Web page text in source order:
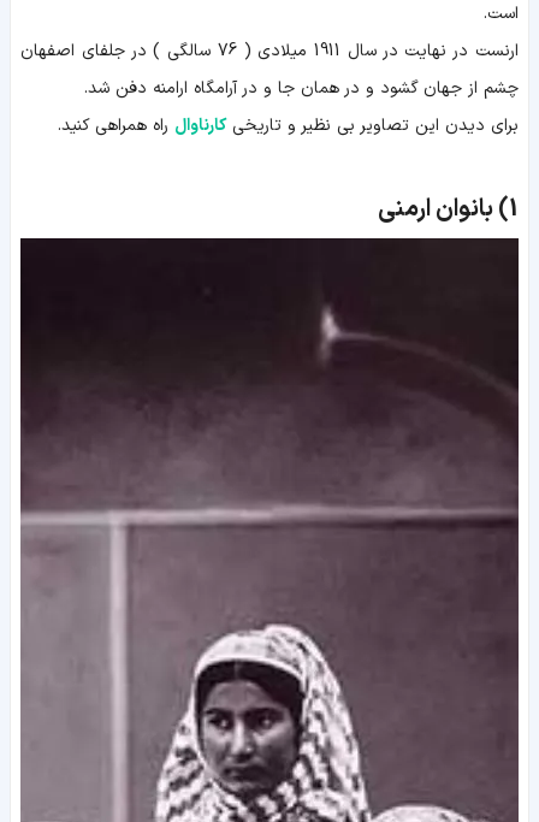
است.
ارنست در نهایت در سال 1911 میلادی ( 76 سالگی ) در جلفای اصفهان
چشم از جهان گشود و در همان جا و در آرامگاه ارامنه دفن شد.
برای دیدن این تصاویر بی نظیر و تاریخیکارناوال راه همراهی کنید.
1) بانوان ارمنی